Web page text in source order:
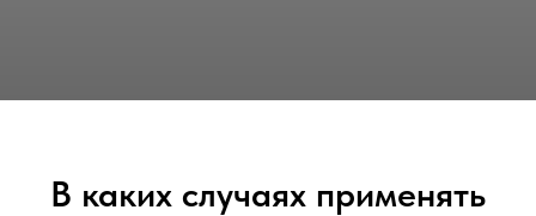
В каких случаях применять